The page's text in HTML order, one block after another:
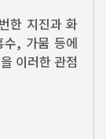
한 지진과 화
, 가뭄 등에
이러한 관점